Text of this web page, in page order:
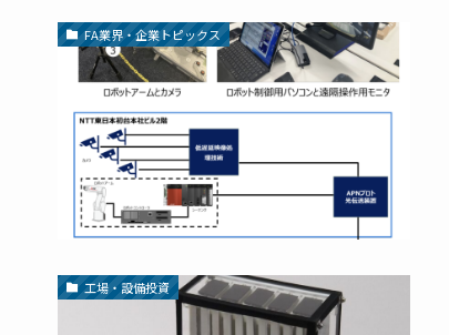
FA業界・企業トピックス
工場・設備投資